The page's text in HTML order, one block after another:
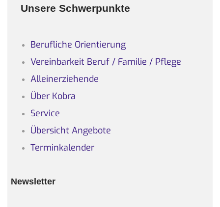
Unsere Schwerpunkte
Berufliche Orientierung
Vereinbarkeit Beruf / Familie / Pflege
Alleinerziehende
Über Kobra
Service
Übersicht Angebote
Terminkalender
Newsletter